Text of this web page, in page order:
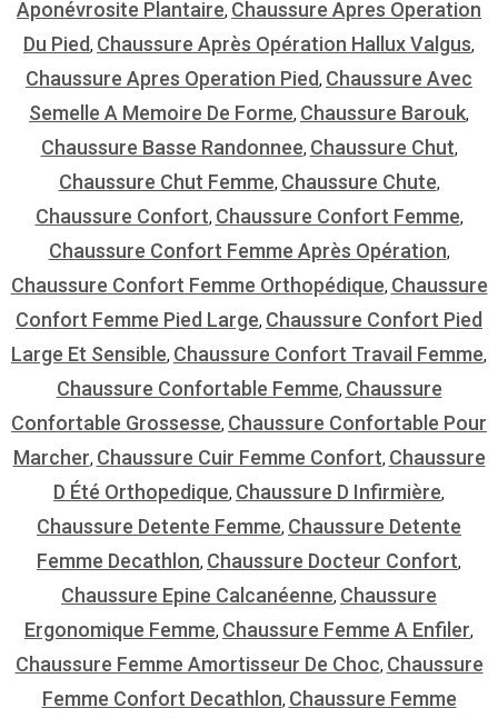
Aponévrosite Plantaire, Chaussure Apres Operation
Du Pied, Chaussure Après Opération Hallux Valgus,
Chaussure Apres Operation Pied, Chaussure Avec
Semelle A Memoire De Forme, Chaussure Barouk,
Chaussure Basse Randonnee, Chaussure Chut,
Chaussure Chut Femme, Chaussure Chute,
Chaussure Confort, Chaussure Confort Femme,
Chaussure Confort Femme Après Opération,
Chaussure Confort Femme Orthopédique, Chaussure
Confort Femme Pied Large, Chaussure Confort Pied
Large Et Sensible, Chaussure Confort Travail Femme,
Chaussure Confortable Femme, Chaussure
Confortable Grossesse, Chaussure Confortable Pour
Marcher, Chaussure Cuir Femme Confort, Chaussure
D Été Orthopedique, Chaussure D Infirmière,
Chaussure Detente Femme, Chaussure Detente
Femme Decathlon, Chaussure Docteur Confort,
Chaussure Epine Calcanéenne, Chaussure
Ergonomique Femme, Chaussure Femme A Enfiler,
Chaussure Femme Amortisseur De Choc, Chaussure
Femme Confort Decathlon, Chaussure Femme